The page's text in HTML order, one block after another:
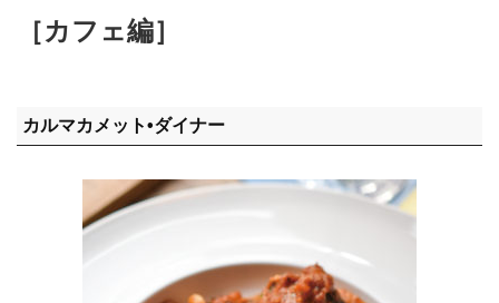
［カフェ編］
カルマカメット•ダイナー